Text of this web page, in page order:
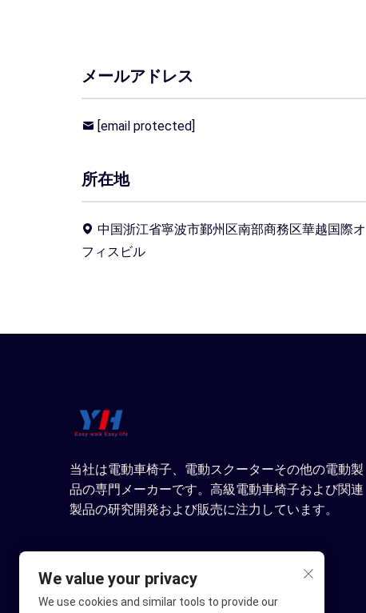
メールアドレス
[email protected]
所在地
中国浙江省寧波市鄞州区南部商務区華越国際オ
フィスビル
当社は電動車椅子、電動スクーターその他の電動製
品の専門メーカーです。高級電動車椅子および関連
製品の研究開発および販売に注力しています。
We value your privacy
We use cookies and similar tools to provide our